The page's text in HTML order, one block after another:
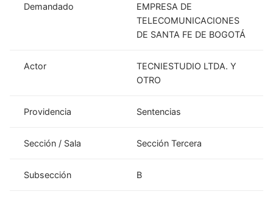
Demandado
EMPRESA DE
TELECOMUNICACIONES
DE SANTA FE DE BOGOTÁ
Actor
TECNIESTUDIO LTDA. Y
OTRO
Providencia Sentencias
Sección / Sala Sección Tercera
Subsección B